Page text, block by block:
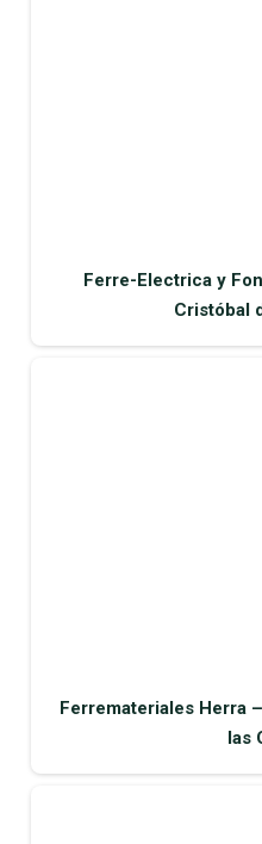
Ferre-Electrica y
Cristóbal
Ferremateriales Herra
las